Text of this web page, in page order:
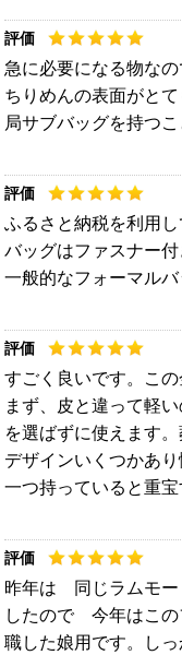
急に必要になる物な
ちりめんの表面がと
局サブバッグを持つ
ふるさと納税を利用
バッグはファスナー
一般的なフォーマル
すごく良いです。こ
まず、皮と違って軽
を選ばずに使えます
デザインいくつかあ
一つ持っていると重宝
昨年は 同じラムモー
したので 今年はこ
職した娘用です。し